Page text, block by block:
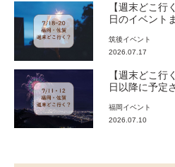
【週末どこ
日のイベント
筑後イベント
2026.07.17
【週末どこ行
日以降に予定
福岡 イベント
2026.07.10